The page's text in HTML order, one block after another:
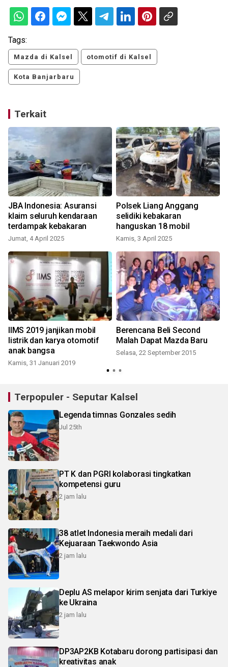
Tags:
Mazda di Kalsel otomotif di Kalsel
Kota Banjarbaru
Terkait
JBA Indonesia: Asuransi
klaim seluruh kendaraan
terdampak kebakaran
Jumat, 4 April 2025
Polsek Liang Anggang
selidiki kebakaran
hanguskan 18 mobil
Kamis, 3 April 2025
IIMS 2019 janjikan mobil
listrik dan karya otomotif
anak bangsa
Kamis, 31 Januari 2019
Berencana Beli Second
Malah Dapat Mazda Baru
Selasa, 22 September 2015
Terpopuler - Seputar Kalsel
Legenda timnas Gonzales sedih
Jul 25th
PT K dan PGRI kolaborasi tingkatkan
kompetensi guru
2 jam lalu
38 atlet Indonesia meraih medali dari
Kejuaraan Taekwondo Asia
2 jam lalu
Deplu AS melapor kirim senjata dari Turkiye
ke Ukraina
2 jam lalu
DP3AP2KB Kotabaru dorong partisipasi dan
kreativitas anak